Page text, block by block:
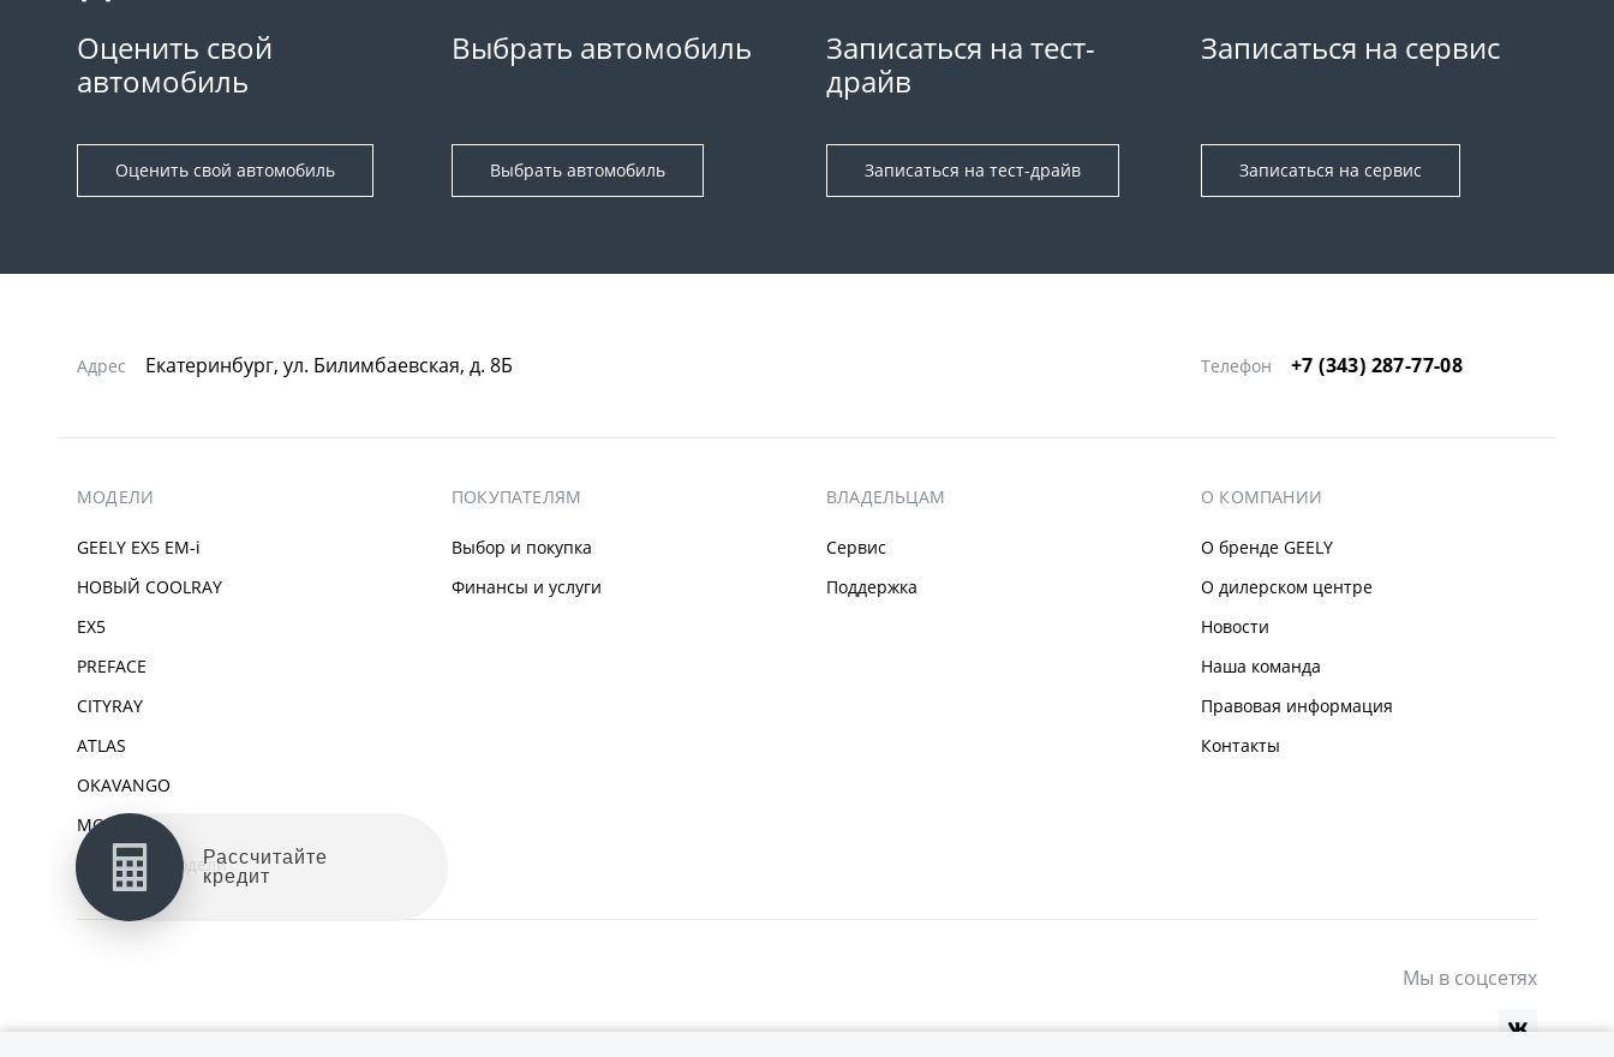
Оценить свой
автомобиль
Оценить свой автомобиль
Выбрать автомобиль
Выбрать автомобиль
Записаться на тест-
драйв
Записаться на тест-драйв
Записаться на сервис
Записаться на сервис
Адрес Екатеринбург, ул. Билимбаевская, д. 8Б Телефон +7 (343) 287-77-08
МОДЕЛИ
GEELY EX5 EM-i
НОВЫЙ COOLRAY
EX5
PREFACE
CITYRAY
ATLAS
OKAVANGO
MONJARO
Архивные модели
ПОКУПАТЕЛЯМ
Выбор и покупка
Финансы и услуги
ВЛАДЕЛЬЦАМ
Сервис
Поддержка
О КОМПАНИИ
О бренде GEELY
О дилерском центре
Новости
Наша команда
Правовая информация
Контакты
Мы в соцсетях